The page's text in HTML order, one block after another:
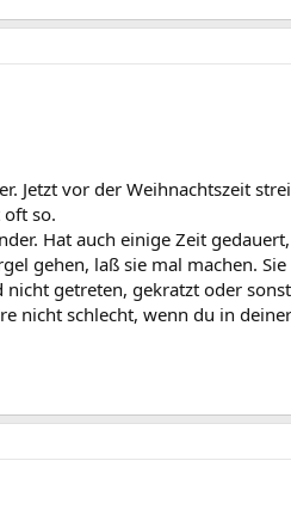
Jetzt vor der Weihnachtszeit
so.
Hat auch einige Zeit
gehen, laß sie mal machen.
getreten, gekratzt oder
nicht schlecht, wenn du in